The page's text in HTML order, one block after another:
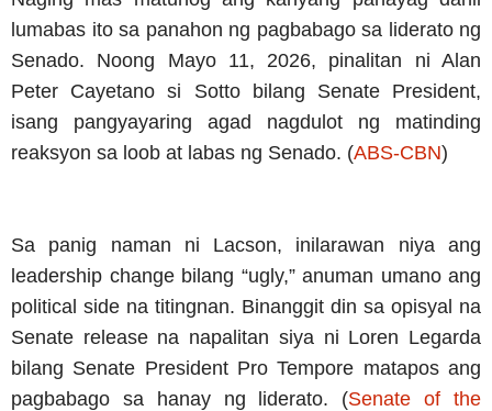
lumabas ito sa panahon ng pagbabago sa liderato ng
Senado. Noong Mayo 11, 2026, pinalitan ni Alan
Peter Cayetano si Sotto bilang Senate President,
isang pangyayaring agad nagdulot ng matinding
reaksyon sa loob at labas ng Senado. (ABS-CBN)
Sa panig naman ni Lacson, inilarawan niya ang
leadership change bilang “ugly,” anuman umano ang
political side na titingnan. Binanggit din sa opisyal na
Senate release na napalitan siya ni Loren Legarda
bilang Senate President Pro Tempore matapos ang
pagbabago sa hanay ng liderato. (Senate of the